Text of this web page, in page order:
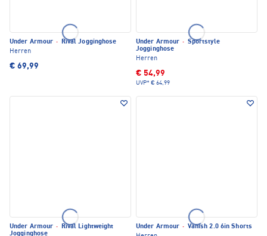
Under Armour ·
Rival Jogginghose
Herren
€ 69,99
Under Armour · Sportstyle
Jogginghose
Herren
€ 54,99
UVP* € 64,99
Under Armour ·
Rival Lightweight
Jogginghose
Under Armour · Vanish 2.0 6in Shorts